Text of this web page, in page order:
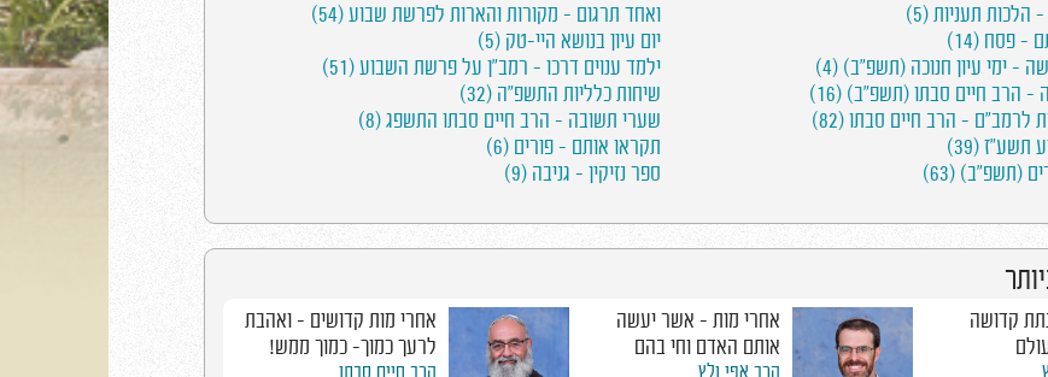
הלכות תעניות (5)
- פסח (14)
- ימי עיון חנוכה (תשפ"ב) (4)
- הרב חיים סבתו (תשפ"ב) (16)
לרמב"ם - הרב חיים סבתו (82)
(39)
(תשפ"ב) (63)
ואחד תרגום - מקורות והארות לפרשת שבוע (54)
יום עיון בנושא היי-טק (5)
ילמד ענוים דרכו - רמב"ן על פרשת השבוע (51)
שיחות כלליות התשפ"ה (32)
שערי תשובה - הרב חיים סבתו התשפג (8)
תקראו אותם - פורים (6)
ספר נזיקין - גניבה (9)
אחרי מות קדושים - ואהבת
לרעך כמוך- כמוך ממש!
אחרי מות - אשר יעשה
אותם האדם וחי בהם
קדושה